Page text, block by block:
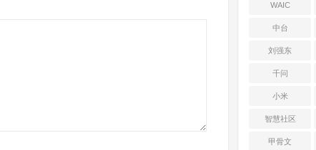
WAIC
中台
刘强东
千问
小米
智慧社区
甲骨文